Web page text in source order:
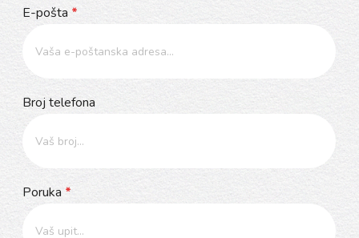
E-pošta *
Broj telefona
Poruka*